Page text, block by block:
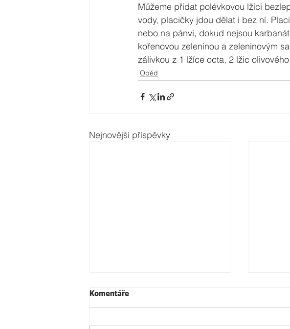
Můžeme přidat polévkovou lžíci
vody, placičky jdou dělat i bez ní.
nebo na pánvi, dokud nejsou
kořenovou zeleninou a zeleninovým
zálivkou z 1 lžíce octa, 2 lžic
Oběd
Nejnovější příspěvky
Komentáře